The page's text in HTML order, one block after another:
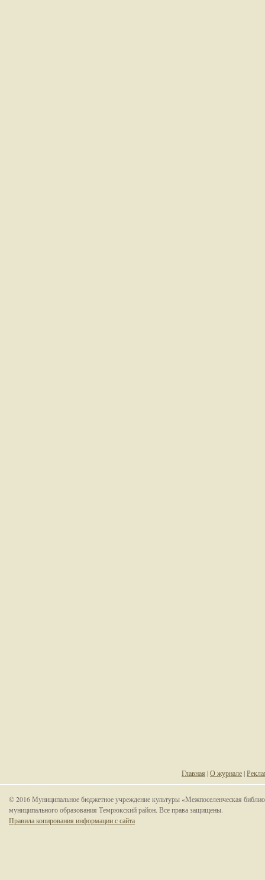
Главная |О журнале|
© 2016 Муниципальное бюджетное учреждение культуры «Межпоселенческая
муниципального образования Темрюкский район. Все права защищены.
Правила копирования информации с сайта